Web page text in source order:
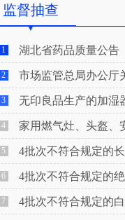
监督抽查
1 湖北省药品质量公告
2 市场监管总局办公厅关于39批次
3 无印良品生产的加湿
4 家用燃气灶、头盔、安全帽
5 4批次不符合规定的长裤等校服产品生
6 4批次不符合规定的绝缘用挤塑聚苯乙烯泡沫板（XPS）
7 4批次不符合规定的白酒等食品生产销售